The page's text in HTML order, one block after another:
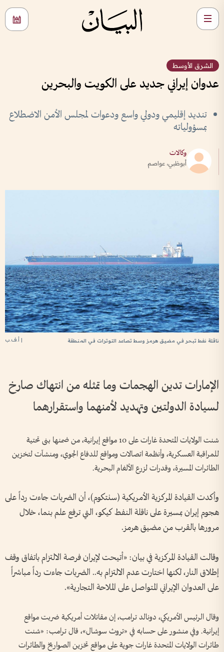
الشرق الأوسط
عدوان إيراني جديد على الكويت والبحرين
تنديد إقليمي ودولي واسع ودعوات لمجلس الأمن الاضطلاع
بمسؤولياته
وكالات
أبوظبي، عواصم
| أ.ف.ب ناقلة نفط تبحر في مضيق هرمز وسط تصاعد التوترات في المنطقة
الإمارات تدين الهجمات وما تمثله من انتهاك صارخ
لسيادة الدولتين وتهديد لأمنهما واستقرارهما
شنت الولايات المتحدة غارات على 10 مواقع إيرانية، من ضمنها بنى تحتية
للمراقبة العسكرية، وأنظمة اتصالات ومواقع للدفاع الجوي، ومنشآت لتخزين
الطائرات المسيرة، وقدرات لزرع الألغام البحرية.
وأكدت القيادة المركزية الأمريكية (سنتكوم)، أن الضربات جاءت رداً على
هجوم إيران بمسيرة على ناقلة النفط كيكو، التي ترفع علم بنما، خلال
مرورها بالقرب من مضيق هرمز.
وقالت القيادة المركزية في بيان: «أتيحت لإيران فرصة الالتزام باتفاق وقف
إطلاق النار، لكنها اختارت عدم الالتزام به.. الضربات جاءت رداً مباشراً
على العدوان الإيراني المتواصل على الملاحة التجارية».
وقال الرئيس الأمريكي، دونالد ترامب، إن مقاتلات أمريكية ضربت مواقع
إيرانية. وفي منشور على حسابه في «تروث سوشال»، قال ترامب: «شنت
طائرات الولايات المتحدة غارات جوية على مواقع تخزين الصواريخ والطائرات